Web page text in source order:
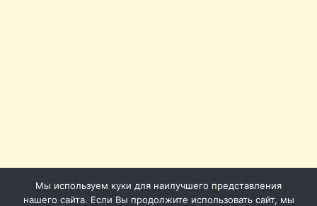
Мы используем куки для наилучшего представления
нашего сайта. Если Вы продолжите использовать сайт, мы